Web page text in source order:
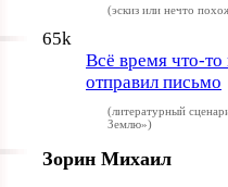
(эскиз или нечто
65k
Всё время что-
отправил письмо
(литературный
Землю»)
Зорин Михаил